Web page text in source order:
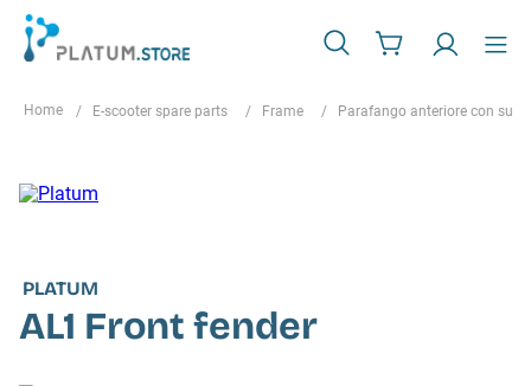
E-scooter spare parts Frame Parafango anteriore con
PLATUM
AL1 Front fender